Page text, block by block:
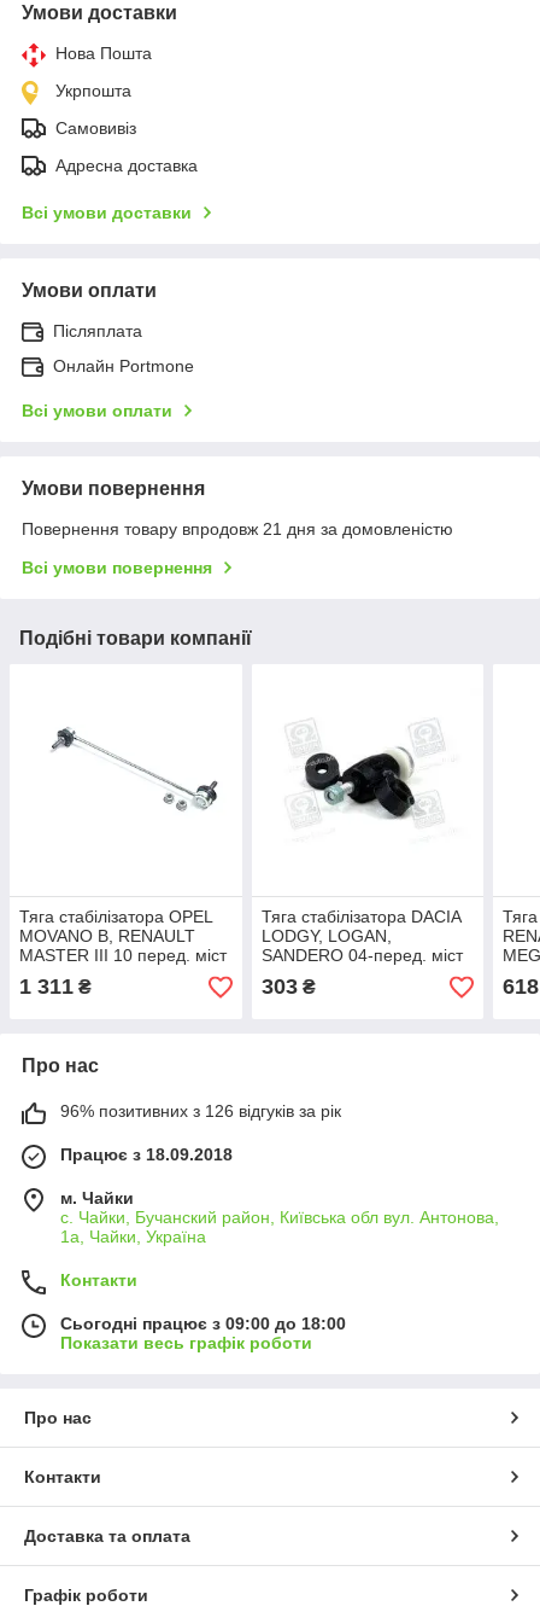
Умови доставки
Нова Пошта
Укрпошта
Самовивіз
Адресна доставка
Всі умови доставки
Умови оплати
Післяплата
Онлайн Portmone
Всі умови оплати
Умови повернення
Повернення товару впродовж 21 дня за домовленістю
Всі умови повернення
Подібні товари компанії
Тяга стабілізатора OPEL
MOVANO B, RENAULT
MASTER III 10 перед. міст
(Вир-во LEMFORDER),
арт.35057 01
1 311 ₴
Тяга стабілізатора DACIA
LODGY, LOGAN,
SANDERO 04-перед. міст
(Вир-во LEMFORDER),
арт.31243 01
303₴
Тяга
08-
618
Про нас
96% позитивних з 126 відгуків за рік
Працює з 18.09.2018
м. Чайки
с. Чайки, Бучанский район, Київська обл вул. Антонова,
1а, Чайки, Україна
Контакти
Сьогодні працює з 09:00 до 18:00
Показати весь графік роботи
Про нас
Контакти
Доставка та оплата
Графік роботи